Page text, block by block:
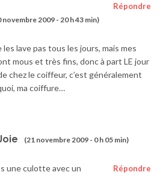
novembre 2009 - 20 h 43 min)
Répondre
les lave pas tous les jours, mais mes
mous et très fins, donc à part LE jour
chez le coiffeur, c’est généralement
ma coiffure…
(21 novembre 2009 - 0 h 05 min)
Répondre
une culotte avec un